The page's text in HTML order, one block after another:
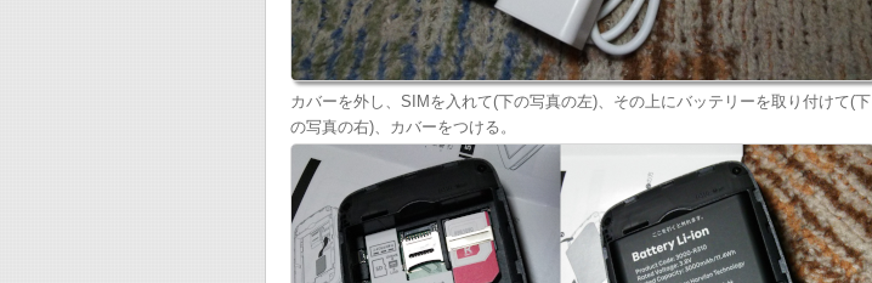
カバーを外し、SIMを入れて(下の写真の左)、その上にバッテリーを取り付けて(下
の写真の右)、カバーをつける。